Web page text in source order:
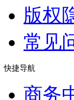
版权
常见
快捷导航
商务